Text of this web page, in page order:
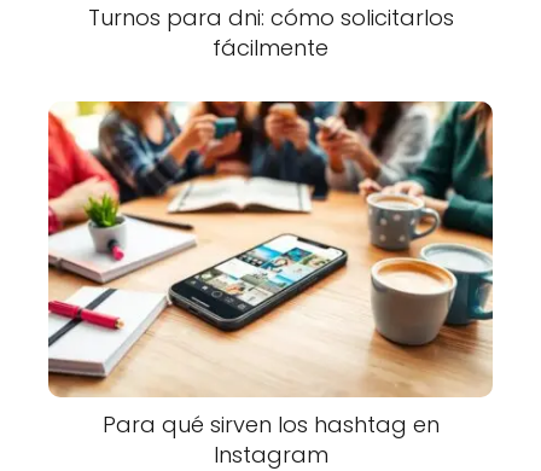
Turnos para dni: cómo solicitarlos
fácilmente
Para qué sirven los hashtag en
Instagram